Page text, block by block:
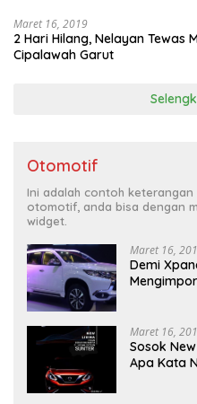
Maret 16, 2019
2 Hari Hilang, Nelayan Tewas
Cipalawah Garut
Otomotif
Ini adalah contoh
otomotif, anda bisa dengan
widget.
Maret 16,
Demi
Maret 16,
Sosok
Apa Kata